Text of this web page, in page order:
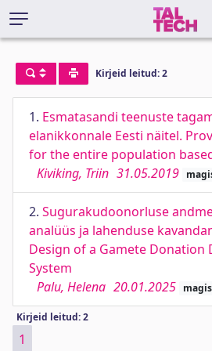
Kirjeid leitud: 2
1. Esmatasandi teenuste
elanikkonnale Eesti näitel.
for the entire population
Kiviking, Triin 31.05.2019
2. Sugurakudoonorluse
analüüs ja lahenduse
Design of a Gamete Donation
System
Palu, Helena 20.01.2025
Kirjeid leitud: 2
1